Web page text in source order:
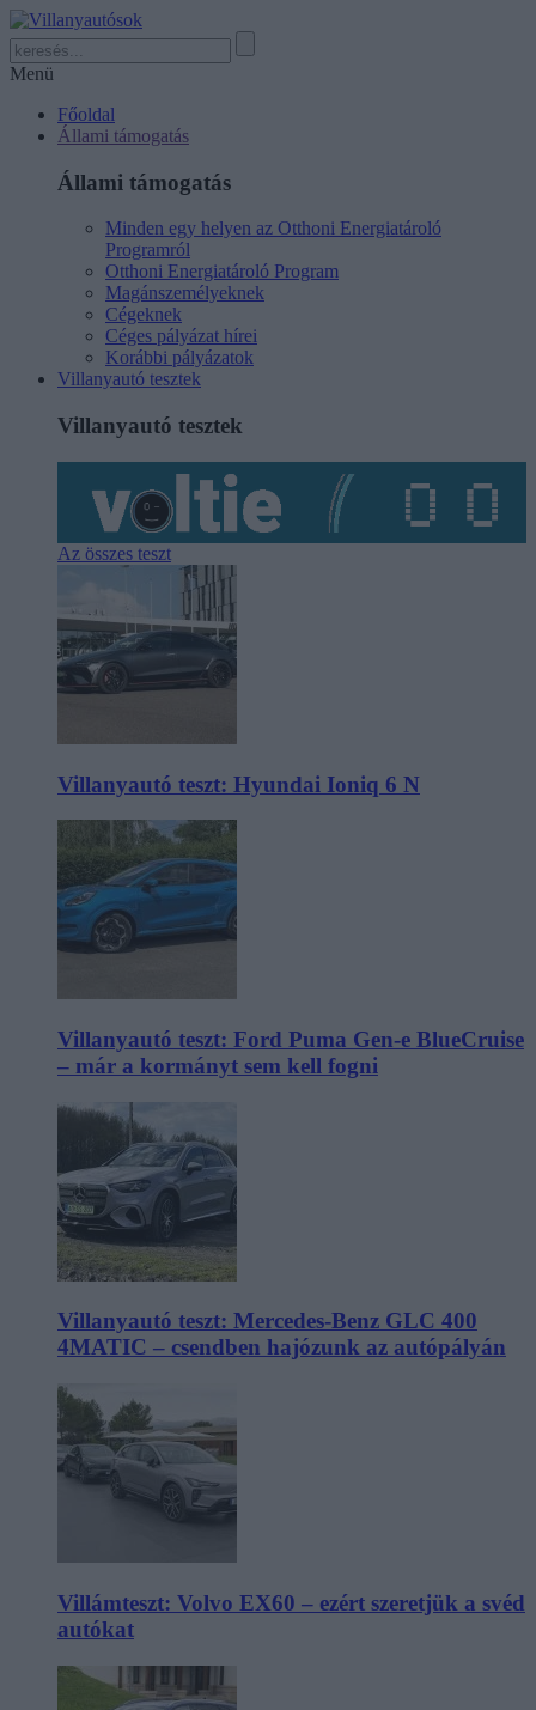
Menü
Főoldal
Állami támogatás
Állami támogatás
Minden egy helyen az Otthoni Energiatároló
Programról
Otthoni Energiatároló Program
Magánszemélyeknek
Cégeknek
Céges pályázat hírei
Korábbi pályázatok
Villanyautó tesztek
Villanyautó tesztek
Az összes teszt
Villanyautó teszt: Hyundai Ioniq 6 N
Villanyautó teszt: Ford Puma Gen-e BlueCruise
– már a kormányt sem kell fogni
Villanyautó teszt: Mercedes-Benz GLC 400
4MATIC – csendben hajózunk az autópályán
Villámteszt: Volvo EX60 – ezért szeretjük a svéd
autókat